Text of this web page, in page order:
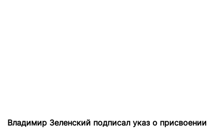
Владимир Зеленский подписал указ о присвоении